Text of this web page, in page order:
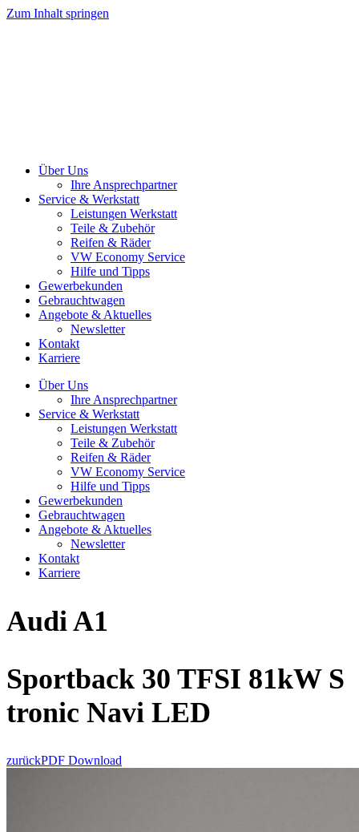
Zum Inhalt springen
Über Uns
Ihre Ansprechpartner
Service & Werkstatt
Leistungen Werkstatt
Teile & Zubehör
Reifen & Räder
VW Economy Service
Hilfe und Tipps
Gewerbekunden
Gebrauchtwagen
Angebote & Aktuelles
Newsletter
Kontakt
Karriere
Über Uns
Ihre Ansprechpartner
Service & Werkstatt
Leistungen Werkstatt
Teile & Zubehör
Reifen & Räder
VW Economy Service
Hilfe und Tipps
Gewerbekunden
Gebrauchtwagen
Angebote & Aktuelles
Newsletter
Kontakt
Karriere
AudiA1
Sportback 30 TFSI 81kW S
tronic Navi LED
zurückPDF Download